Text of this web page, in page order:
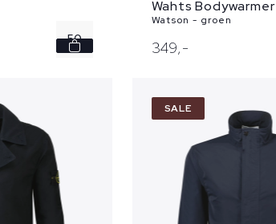
50
Wahts Bodywarmer
Watson - groen
349,-
SALE